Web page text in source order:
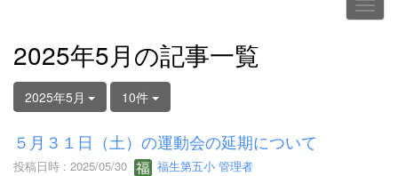
2025年5月の記事一覧
2025年5月 10件
５月３１日（土）の運動会の延期について
投稿日時 : 2025/05/30 福生第五小 管理者